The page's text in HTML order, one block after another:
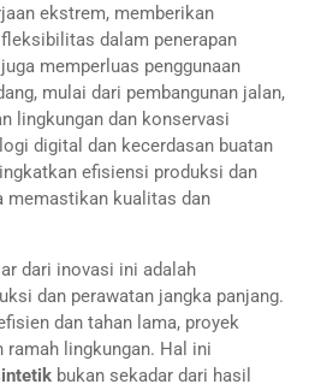
ekstrem, memberikan
dalam penerapan
memperluas penggunaan
mulai dari pembangunan jalan,
lingkungan dan konservasi
digital dan kecerdasan buatan
efisiensi produksi dan
memastikan kualitas dan
dari inovasi ini adalah
dan perawatan jangka panjang.
dan tahan lama, proyek
lingkungan. Hal ini
bukan sekadar dari hasil